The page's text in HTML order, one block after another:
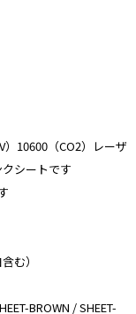
）10600（CO2）レーザ
シートです
む）
BROWN / SHEET-